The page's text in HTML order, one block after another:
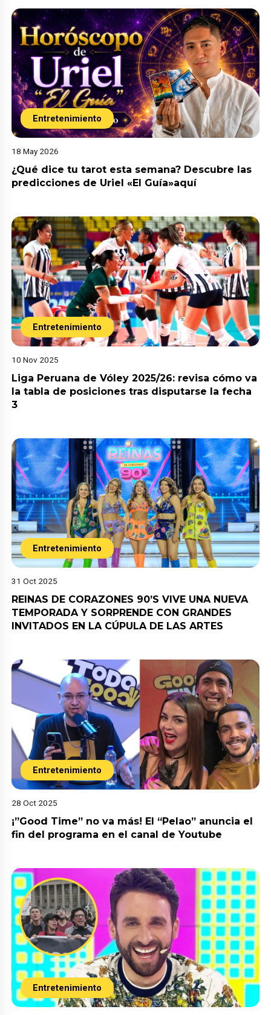
Entretenimiento
18 May 2026
¿Qué dice tu tarot esta semana? Descubre las
predicciones de Uriel «El Guía»aquí
Entretenimiento
10 Nov 2025
Liga Peruana de Vóley 2025/26: revisa cómo va
la tabla de posiciones tras disputarse la fecha
3
Entretenimiento
31 Oct 2025
REINAS DE CORAZONES 90’S VIVE UNA NUEVA
TEMPORADA Y SORPRENDE CON GRANDES
INVITADOS EN LA CÚPULA DE LAS ARTES
Entretenimiento
28 Oct 2025
¡”Good Time” no va más! El “Pelao” anuncia el
fin del programa en el canal de Youtube
Entretenimiento